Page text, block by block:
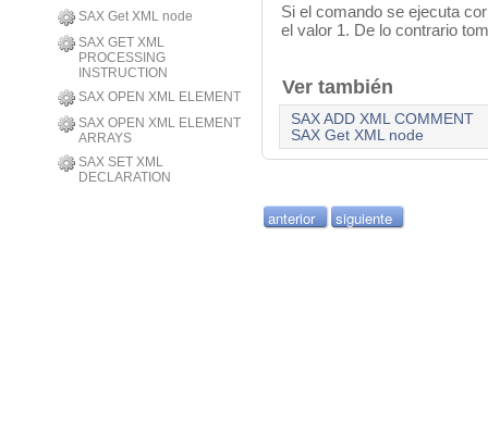
SAX Get XML node
SAX GET XML
PROCESSING
INSTRUCTION
SAX OPEN XML ELEMENT
SAX OPEN XML ELEMENT
ARRAYS
SAX SET XML
DECLARATION
Si el comando se ejecuta
el valor 1. De lo contrario
Ver también
SAX ADD XML COMMENT
SAX Get XML node
anterior siguiente